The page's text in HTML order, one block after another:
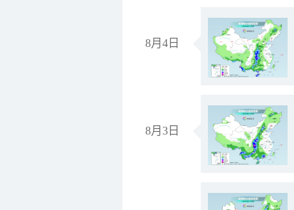
8月4日
8月3日